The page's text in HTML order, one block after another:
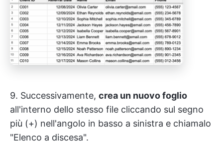
9. Successivamente, crea un nuovo foglio
all'interno dello stesso file cliccando sul segno
più (+) nell'angolo in basso a sinistra e chiamalo
"Elenco a discesa".